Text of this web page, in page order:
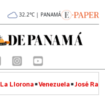
32.2°C | PANAMÁ
La Llorona Venezuela José